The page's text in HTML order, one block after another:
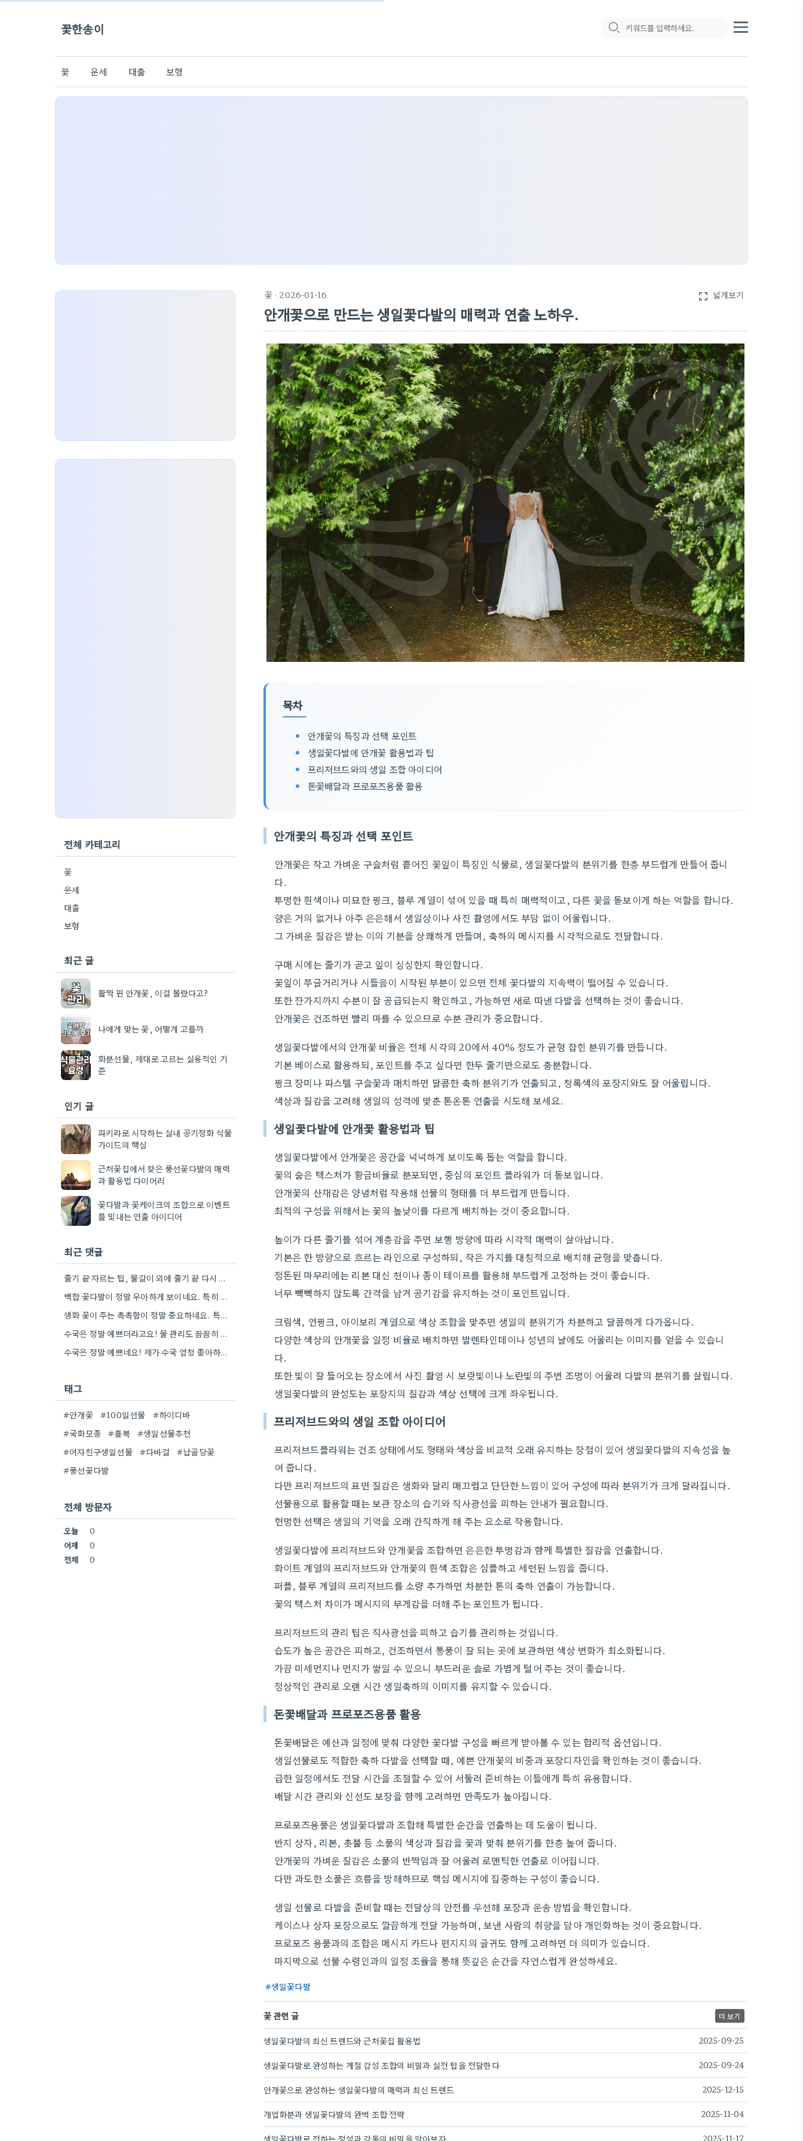
꽃한송이
꽃 운세 대출 보험
꽃· 2026-01-16 fullscreen 넓게보기
안개꽃으로 만드는 생일꽃다발의 매력과 연출 노하우.
목차
안개꽃의 특징과 선택 포인트
생일꽃다발에 안개꽃 활용법과 팁
프리저브드와의 생일 조합 아이디어
돈꽃배달과 프로포즈용품 활용
안개꽃의 특징과 선택 포인트
안개꽃은 작고 가벼운 구슬처럼 흩어진 꽃잎이 특징인 식물로, 생일꽃다발의 분위기를 한층 부드럽게 만들어 줍니
다.
투명한 흰색이나 미묘한 핑크, 블루 계열이 섞여 있을 때 특히 매력적이고, 다른 꽃을 돋보이게 하는 역할을 합니다.
향은 거의 없거나 아주 은은해서 생일상이나 사진 촬영에서도 부담 없이 어울립니다.
그 가벼운 질감은 받는 이의 기분을 상쾌하게 만들며, 축하의 메시지를 시각적으로도 전달합니다.
구매 시에는 줄기가 곧고 잎이 싱싱한지 확인합니다.
꽃잎이 쭈글거리거나 시들음이 시작된 부분이 있으면 전체 꽃다발의 지속력이 떨어질 수 있습니다.
또한 잔가지까지 수분이 잘 공급되는지 확인하고, 가능하면 새로 따낸 다발을 선택하는 것이 좋습니다.
안개꽃은 건조하면 빨리 마를 수 있으므로 수분 관리가 중요합니다.
생일꽃다발에서의 안개꽃 비율은 전체 시각의 20에서 40% 정도가 균형 잡힌 분위기를 만듭니다.
기본 베이스로 활용하되, 포인트를 주고 싶다면 한두 줄기만으로도 충분합니다.
핑크 장미나 파스텔 구슬꽃과 매치하면 달콤한 축하 분위기가 연출되고, 청록색의 포장지와도 잘 어울립니다.
색상과 질감을 고려해 생일의 성격에 맞춘 톤온톤 연출을 시도해 보세요.
생일꽃다발에 안개꽃 활용법과 팁
생일꽃다발에서 안개꽃은 공간을 넉넉하게 보이도록 돕는 역할을 합니다.
꽃의 숨은 텍스처가 황금비율로 분포되면, 중심의 포인트 플라워가 더 돋보입니다.
안개꽃의 산재감은 양념처럼 작용해 선물의 형태를 더 부드럽게 만듭니다.
최적의 구성을 위해서는 꽃의 높낮이를 다르게 배치하는 것이 중요합니다.
높이가 다른 줄기를 섞어 계층감을 주면 보행 방향에 따라 시각적 매력이 살아납니다.
기본은 한 방향으로 흐르는 라인으로 구성하되, 작은 가지를 대칭적으로 배치해 균형을 맞춥니다.
정돈된 마무리에는 리본 대신 천이나 종이 테이프를 활용해 부드럽게 고정하는 것이 좋습니다.
너무 빽빽하지 않도록 간격을 남겨 공기감을 유지하는 것이 포인트입니다.
크림색, 연핑크, 아이보리 계열으로 색상 조합을 맞추면 생일의 분위기가 차분하고 달콤하게 다가옵니다.
다양한 색상의 안개꽃을 일정 비율로 배치하면 발렌타인데이나 성년의 날에도 어울리는 이미지를 얻을 수 있습니
다.
또한 빛이 잘 들어오는 장소에서 사진 촬영 시 보랏빛이나 노란빛의 주변 조명이 어울려 다발의 분위기를 살립니다.
생일꽃다발의 완성도는 포장지의 질감과 색상 선택에 크게 좌우됩니다.
프리저브드와의 생일 조합 아이디어
프리저브드플라워는 건조 상태에서도 형태와 색상을 비교적 오래 유지하는 장점이 있어 생일꽃다발의 지속성을 높
여 줍니다.
다만 프리저브드의 표면 질감은 생화와 달리 매끄럽고 단단한 느낌이 있어 구성에 따라 분위기가 크게 달라집니다.
선물용으로 활용할 때는 보관 장소의 습기와 직사광선을 피하는 안내가 필요합니다.
현명한 선택은 생일의 기억을 오래 간직하게 해 주는 요소로 작용합니다.
생일꽃다발에 프리저브드와 안개꽃을 조합하면 은은한 투명감과 함께 특별한 질감을 연출합니다.
화이트 계열의 프리저브드와 안개꽃의 흰색 조합은 심플하고 세련된 느낌을 줍니다.
퍼플, 블루 계열의 프리저브드를 소량 추가하면 차분한 톤의 축하 연출이 가능합니다.
꽃의 텍스처 차이가 메시지의 무게감을 더해 주는 포인트가 됩니다.
프리저브드의 관리 팁은 직사광선을 피하고 습기를 관리하는 것입니다.
습도가 높은 공간은 피하고, 건조하면서 통풍이 잘 되는 곳에 보관하면 색상 변화가 최소화됩니다.
가끔 미세먼지나 먼지가 쌓일 수 있으니 부드러운 솔로 가볍게 털어 주는 것이 좋습니다.
정상적인 관리로 오랜 시간 생일축하의 이미지를 유지할 수 있습니다.
돈꽃배달과 프로포즈용품 활용
돈꽃배달은 예산과 일정에 맞춰 다양한 꽃다발 구성을 빠르게 받아볼 수 있는 합리적 옵션입니다.
생일선물로도 적합한 축하 다발을 선택할 때, 예쁜 안개꽃의 비중과 포장디자인을 확인하는 것이 좋습니다.
급한 일정에서도 전달 시간을 조절할 수 있어 서둘러 준비하는 이들에게 특히 유용합니다.
배달 시간 관리와 신선도 보장을 함께 고려하면 만족도가 높아집니다.
프로포즈용품은 생일꽃다발과 조합해 특별한 순간을 연출하는 데 도움이 됩니다.
반지 상자, 리본, 촛불 등 소품의 색상과 질감을 꽃과 맞춰 분위기를 한층 높여 줍니다.
안개꽃의 가벼운 질감은 소품의 반짝임과 잘 어울려 로맨틱한 연출로 이어집니다.
다만 과도한 소품은 흐름을 방해하므로 핵심 메시지에 집중하는 구성이 좋습니다.
생일 선물로 다발을 준비할 때는 전달상의 안전를 우선해 포장과 운송 방법을 확인합니다.
케이스나 상자 포장으로도 깔끔하게 전달 가능하며, 보낸 사람의 취향을 담아 개인화하는 것이 중요합니다.
프로포즈 용품과의 조합은 메시지 카드나 편지지의 글귀도 함께 고려하면 더 의미가 있습니다.
마지막으로 선물 수령인과의 일정 조율을 통해 뜻깊은 순간을 자연스럽게 완성하세요.
생일꽃다발
꽃 관련 글 더 보기
생일꽃다발의 최신 트렌드와 근처꽃집 활용법 2025-09-25
생일꽃다발로 완성하는 계절 감성 조합의 비밀과 실전 팁을 전달한다 2025-09-24
안개꽃으로 완성하는 생일꽃다발의 매력과 최신 트렌드 2025-12-15
개업화분과 생일꽃다발의 완벽 조합 전략 2025-11-04
생일꽃다발로 전하는 정성과 감동의 비밀을 알아보자 2025-11-17
전체 카테고리
꽃
운세
대출
보험
최근 글
활짝 핀 안개꽃, 이걸 몰랐다고?
나에게 맞는 꽃, 어떻게 고를까
화분선물, 제대로 고르는 실용적인 기
준
인기 글
파키라로 시작하는 실내 공기정화 식물
가이드의 핵심
근처꽃집에서 찾은 풍선꽃다발의 매력
과 활용법 다이어리
꽃다발과 꽃케이크의 조합으로 이벤트
를 빛내는 연출 아이디어
최근 댓글
줄기 끝 자르는 팁, 물갈이 외에 줄기 끝 다시 자르는 방법도 있네요. 그거 완전 꿀팁인…
백합 꽃다발이 정말 우아하게 보이네요. 특히 흰색이나 연한 색 계열이 안전한 선택인 것 같아요.
생화 꽃이 주는 촉촉함이 정말 중요하네요. 특히 겹벚꽃은 사진으로는 다르게 보인다는 점, 실제로 보러 가봐야…
수국은 정말 예쁘더라고요! 물 관리도 꼼꼼히 해야 오래 볼 수 있을 텐데, 제가 좀 덜…
수국은 정말 예쁘네요! 제가 수국 엄청 좋아하는데, 어떤 종류인지 자세히 보니 더 감동이에요.
태그
#안개꽃 #100일선물
#하이디바
#국화모종
#홀복
#생일선물추천
#여자친구생일선물
#다바걸
#납골당꽃
#풍선꽃다발
전체 방문자
오늘
0
어제
0
전체
0